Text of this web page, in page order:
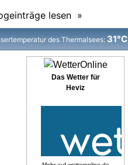
lesen »
des Thermalsees:31°C
Das Wetter für
Heviz